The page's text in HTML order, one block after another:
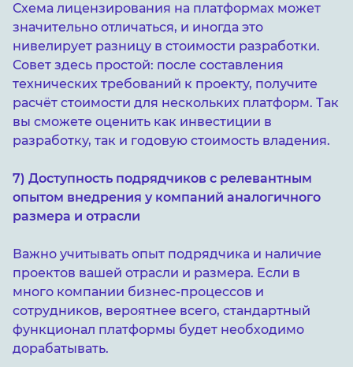
Схема лицензирования на платформах может
значительно отличаться, и иногда это
нивелирует разницу в стоимости разработки.
Совет здесь простой: после составления
технических требований к проекту, получите
расчёт стоимости для нескольких платформ. Так
вы сможете оценить как инвестиции в
разработку, так и годовую стоимость владения.
7) Доступность подрядчиков с релевантным
опытом внедрения у компаний аналогичного
размера и отрасли
Важно учитывать опыт подрядчика и наличие
проектов вашей отрасли и размера. Если в
много компании бизнес-процессов и
сотрудников, вероятнее всего, стандартный
функционал платформы будет необходимо
дорабатывать.